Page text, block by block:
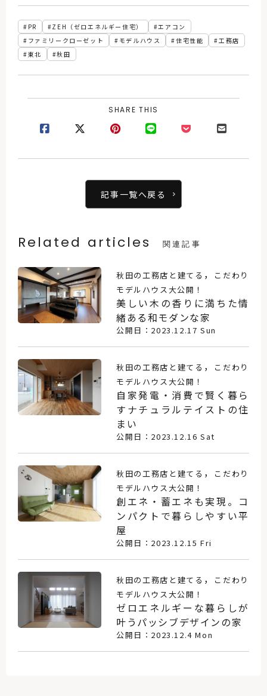
なる。「Etre!
屋の住まい
PR ZEH（ゼロエネルギー住宅）
エアコン
ファミリークローゼット
モデルハウス 住宅性能
工務店
東北
秋田
SHARE THIS
記事一覧へ戻る
Related articles 関連記事
秋田の工務店と建てる ，
こだわり
モデルハウス大公開！
美しい木の香りに満ちた情
緒ある和モダンな家
公開日：2023.12.17 Sun
秋田の工務店と建てる ，
こだわり
モデルハウス大公開！
自家発電・消費で賢く暮ら
すナチュラルテイストの住
まい
公開日：2023.12.16 Sat
秋田の工務店と建てる ，
こだわり
モデルハウス大公開！
創エネ・蓄エネも実現。コ
ンパクトで暮らしやすい平
屋
公開日：2023.12.15 Fri
秋田の工務店と建てる ，
こだわり
モデルハウス大公開！
ゼロエネルギーな暮らしが
叶うパッシブデザインの家
公開日：2023.12.4 Mon